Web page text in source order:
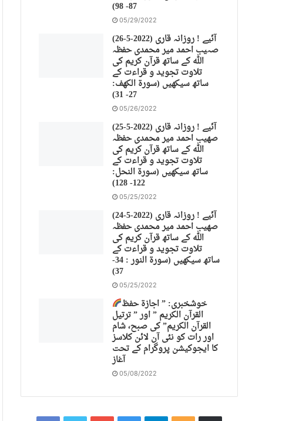
87- 98)
05/29/2022
(26-5-2022) آئیے ! روزانہ قاری
صہیب احمد میر محمدی حفظہ
اللہ کے ساتھ قرآن کریم کی
تلاوت تجوید و قراءت کے
ساتھ سیکھیں (سورة الكهف:
27- 31)
05/26/2022
(25-5-2022) آئیے ! روزانہ قاری
صهیب احمد میر محمدی حفظہ
اللہ کے ساتھ قرآن کریم کی
تلاوت تجوید و قراءت کے
ساتھ سیکھیں (سورة النحل:
122- 128)
05/25/2022
(24-5-2022) آئیے ! روزانہ قاری
صهیب احمد میر محمدی حفظہ
اللہ کے ساتھ قرآن کریم کی
تلاوت تجوید و قراءت کے
ساتھ سیکھیں (سورة النور : 34-
37)
05/25/2022
خوشخبری: ” اجازة حفظ
القرآن الكريم ” اور ” ترتیل
القرآن الكريم” کی صبح، شام
اور رات کو نئی آن لائن کلاسز
کا ایجوکیشن پروگرام کے تحت
آغاز
05/08/2022